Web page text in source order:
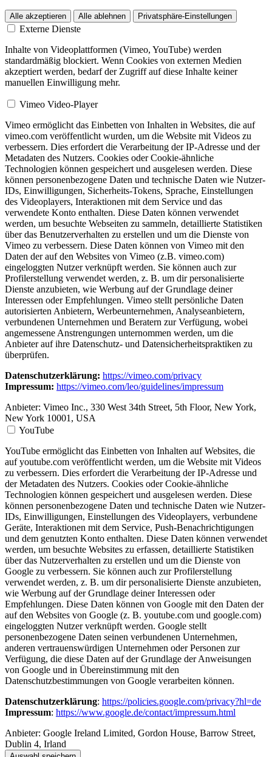
Alle akzeptieren Alle ablehnen Privatsphäre-Einstellungen
Externe Dienste
Inhalte von Videoplattformen (Vimeo, YouTube) werden
standardmäßig blockiert. Wenn Cookies von externen Medien
akzeptiert werden, bedarf der Zugriff auf diese Inhalte keiner
manuellen Einwilligung mehr.
Vimeo Video-Player
Vimeo ermöglicht das Einbetten von Inhalten in Websites, die auf
vimeo.com veröffentlicht wurden, um die Website mit Videos zu
verbessern. Dies erfordert die Verarbeitung der IP-Adresse und der
Metadaten des Nutzers. Cookies oder Cookie-ähnliche
Technologien können gespeichert und ausgelesen werden. Diese
können personenbezogene Daten und technische Daten wie Nutzer-
IDs, Einwilligungen, Sicherheits-Tokens, Sprache, Einstellungen
des Videoplayers, Interaktionen mit dem Service und das
verwendete Konto enthalten. Diese Daten können verwendet
werden, um besuchte Webseiten zu sammeln, detaillierte Statistiken
über das Benutzerverhalten zu erstellen und um die Dienste von
Vimeo zu verbessern. Diese Daten können von Vimeo mit den
Daten der auf den Websites von Vimeo (z.B. vimeo.com)
eingeloggten Nutzer verknüpft werden. Sie können auch zur
Profilerstellung verwendet werden, z. B. um dir personalisierte
Dienste anzubieten, wie Werbung auf der Grundlage deiner
Interessen oder Empfehlungen. Vimeo stellt persönliche Daten
autorisierten Anbietern, Werbeunternehmen, Analyseanbietern,
verbundenen Unternehmen und Beratern zur Verfügung, wobei
angemessene Anstrengungen unternommen werden, um die
Anbieter auf ihre Datenschutz- und Datensicherheitspraktiken zu
überprüfen.
Datenschutzerklärung: https://vimeo.com/privacy
Impressum: https://vimeo.com/leo/guidelines/impressum
Anbieter: Vimeo Inc., 330 West 34th Street, 5th Floor, New York,
New York 10001, USA
YouTube
YouTube ermöglicht das Einbetten von Inhalten auf Websites, die
auf youtube.com veröffentlicht werden, um die Website mit Videos
zu verbessern. Dies erfordert die Verarbeitung der IP-Adresse und
der Metadaten des Nutzers. Cookies oder Cookie-ähnliche
Technologien können gespeichert und ausgelesen werden. Diese
können personenbezogene Daten und technische Daten wie Nutzer-
IDs, Einwilligungen, Einstellungen des Videoplayers, verbundene
Geräte, Interaktionen mit dem Service, Push-Benachrichtigungen
und dem genutzten Konto enthalten. Diese Daten können verwendet
werden, um besuchte Websites zu erfassen, detaillierte Statistiken
über das Nutzerverhalten zu erstellen und um die Dienste von
Google zu verbessern. Sie können auch zur Profilerstellung
verwendet werden, z. B. um dir personalisierte Dienste anzubieten,
wie Werbung auf der Grundlage deiner Interessen oder
Empfehlungen. Diese Daten können von Google mit den Daten der
auf den Websites von Google (z. B. youtube.com und google.com)
eingeloggten Nutzer verknüpft werden. Google stellt
personenbezogene Daten seinen verbundenen Unternehmen,
anderen vertrauenswürdigen Unternehmen oder Personen zur
Verfügung, die diese Daten auf der Grundlage der Anweisungen
von Google und in Übereinstimmung mit den
Datenschutzbestimmungen von Google verarbeiten können.
Datenschutzerklärung: https://policies.google.com/privacy?hl=de
Impressum: https://www.google.de/contact/impressum.html
Anbieter: Google Ireland Limited, Gordon House, Barrow Street,
Dublin 4, Irland